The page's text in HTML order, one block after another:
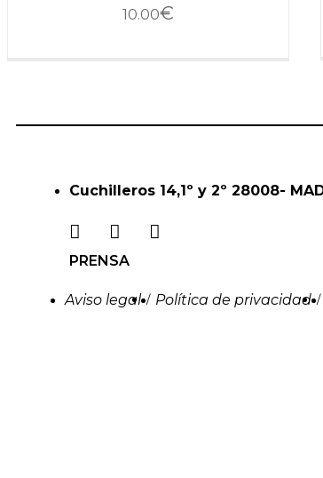
10.00€
Cuchilleros 14,1º y 2º 28008-
PRENSA
Aviso legal / Política de privacidad /